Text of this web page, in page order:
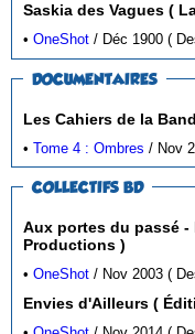
Saskia des Vagues (
•OneShot / Déc
DOCUMENTAIRES
•Tome 4 : Ombres
COLLECTIFS BD
Aux portes du passé -
Productions )
•OneShot / Nov
Envies d'Ailleurs (